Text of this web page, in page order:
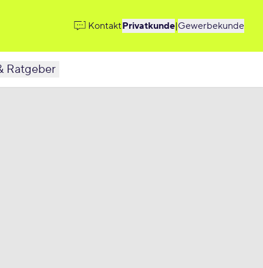
KontaktPrivatkunde|Gewerbekunde
Ratgeber